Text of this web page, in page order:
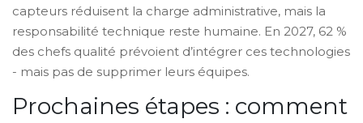
capteurs réduisent la charge administrative, mais la
responsabilité technique reste humaine. En 2027, 62 %
des chefs qualité prévoient d’intégrer ces technologies
- mais pas de supprimer leurs équipes.
Prochaines étapes : comment